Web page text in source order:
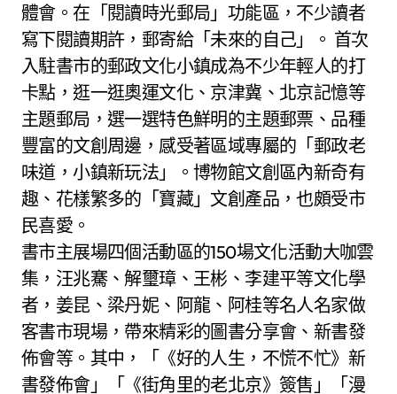
體會。在「閱讀時光郵局」功能區，不少讀者
寫下閱讀期許，郵寄給「未來的自己」。 首次
入駐書市的郵政文化小鎮成為不少年輕人的打
卡點，逛一逛奧運文化、京津冀、北京記憶等
主題郵局，選一選特色鮮明的主題郵票、品種
豐富的文創周邊，感受著區域專屬的「郵政老
味道，小鎮新玩法」。博物館文創區內新奇有
趣、花樣繁多的「寶藏」文創產品，也頗受市
民喜愛。
書市主展場四個活動區的150場文化活動大咖雲
集，汪兆騫、解璽璋、王彬、李建平等文化學
者，姜昆、梁丹妮、阿龍、阿桂等名人名家做
客書市現場，帶來精彩的圖書分享會、新書發
佈會等。其中，「《好的人生，不慌不忙》新
書發佈會」「《街角里的老北京》簽售」「漫